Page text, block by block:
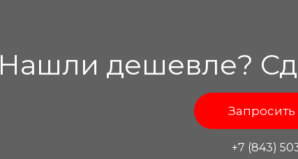
Нашли дешевле?
Запросить
+7 (843)